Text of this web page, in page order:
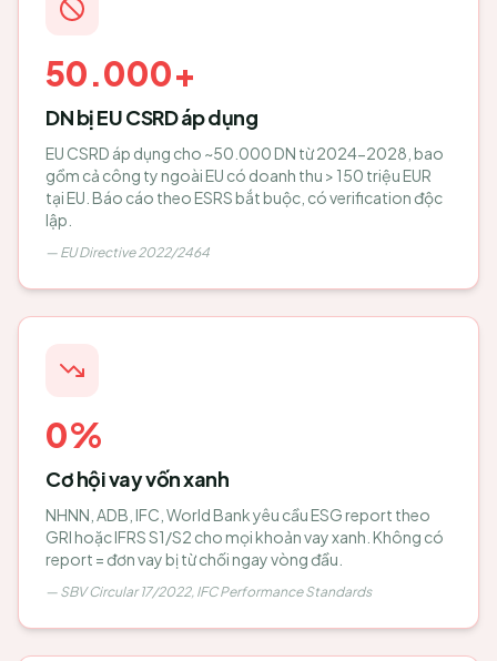
50.000+
DN bị EU CSRD áp dụng
EU CSRD áp dụng cho ~50.000 DN từ 2024-2028, bao
gồm cả công ty ngoài EU có doanh thu > 150 triệu EUR
tại EU. Báo cáo theo ESRS bắt buộc, có verification độc
lập.
— EU Directive 2022/2464
0%
Cơ hội vay vốn xanh
NHNN, ADB, IFC, World Bank yêu cầu ESG report theo
GRI hoặc IFRS S1/S2 cho mọi khoản vay xanh. Không có
report = đơn vay bị từ chối ngay vòng đầu.
— SBV Circular 17/2022, IFC Performance Standards